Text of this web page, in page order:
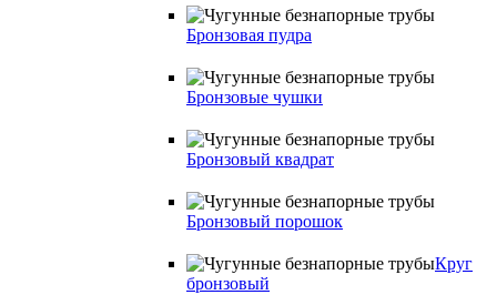
Бронзовая пудра
Бронзовые чушки
Бронзовый квадрат
Бронзовый порошок
Круг
бронзовый